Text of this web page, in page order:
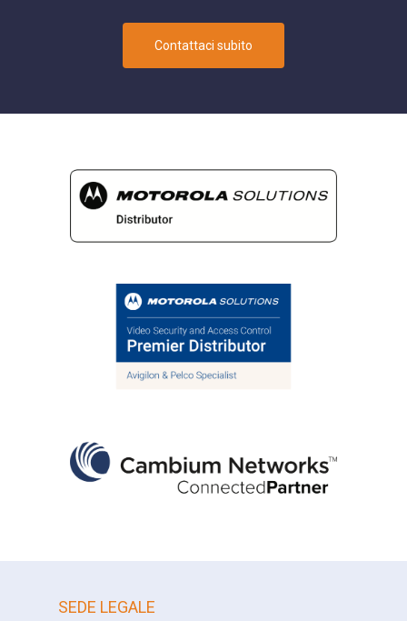
Software
Telecamere
TETRA
Videosorveglianza
WAVE PTX
Contattaci subito
SEDE LEGALE